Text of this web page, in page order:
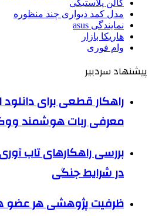
گالن پلاستیکی
مدل کمد دیواری چند منظوره
نمایندگی asus
هاریکا بازار
وام فوری
پیشنهاد سردبیر
راهکار قطعی برای دانلود
معرفی ربات هوشمند
بررسی راهکارهای تاب
در شرایط جنگی
ظرفیت پژوهشی هر عضو